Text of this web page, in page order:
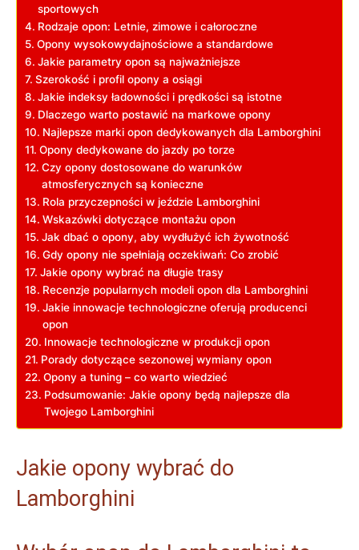
sportowych
Rodzaje opon: Letnie, zimowe i całoroczne
Opony wysokowydajnościowe a standardowe
Jakie parametry opon są najważniejsze
Szerokość i profil opony a osiągi
Jakie indeksy ładowności i prędkości są istotne
Dlaczego warto postawić na markowe opony
Najlepsze marki opon dedykowanych dla Lamborghini
Opony dedykowane do jazdy po torze
Czy opony dostosowane do warunków
atmosferycznych są konieczne
Rola przyczepności w jeździe Lamborghini
Wskazówki dotyczące montażu opon
Jak dbać o opony, aby wydłużyć ich żywotność
Gdy opony nie spełniają oczekiwań: Co zrobić
Jakie opony wybrać na długie trasy
Recenzje popularnych modeli opon dla Lamborghini
Jakie innowacje technologiczne oferują producenci
opon
Innowacje technologiczne w produkcji opon
Porady dotyczące sezonowej wymiany opon
Opony a tuning – co warto wiedzieć
Podsumowanie: Jakie opony będą najlepsze dla
Twojego Lamborghini
Jakie opony wybrać do
Lamborghini